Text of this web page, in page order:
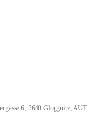
6, 2640 Gloggnitz, AUT